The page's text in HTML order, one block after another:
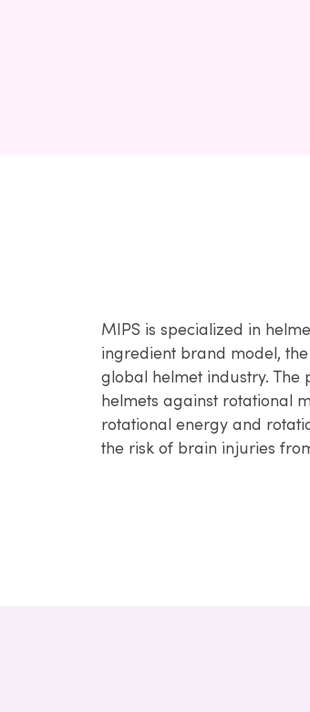
MIPS is specialized in
ingredient brand model, the
global helmet industry. The
helmets against rotational
rotational energy and
the risk of brain injuries